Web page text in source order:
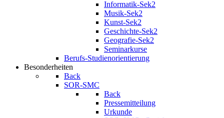
Informatik-Sek2
Musik-Sek2
Kunst-Sek2
Geschichte-Sek2
Geografie-Sek2
Seminarkurse
Berufs-Studienorientierung
Besonderheiten
Back
SOR-SMC
Back
Pressemitteilung
Urkunde